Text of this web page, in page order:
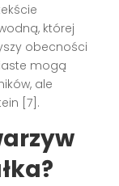
której
obecności
mogą
ale
[7].